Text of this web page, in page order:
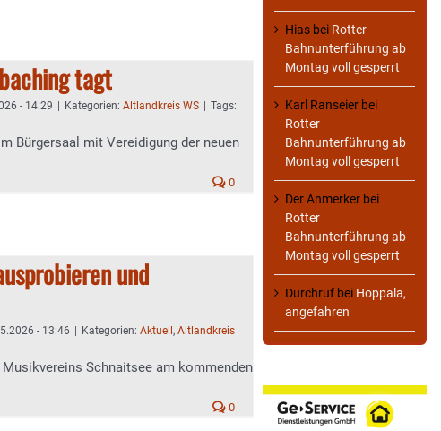
tagt
- 14:29 Kategorien: Altlandkreis WS
Tags:
Bürgersaal mit Vereidigung der neuen
0
und
- 13:46 Kategorien: Aktuell , Altlandkreis
Schnaitsee am kommenden
0
Hias bei Rotter
Bahnunterführung ab
Montag voll gesperrt
Karl Ranseier bei
Rotter
Bahnunterführung ab
Montag voll gesperrt
Der Anmerker bei
Rotter
Bahnunterführung ab
Montag voll gesperrt
Durchruf bei Hoppala,
angefahren